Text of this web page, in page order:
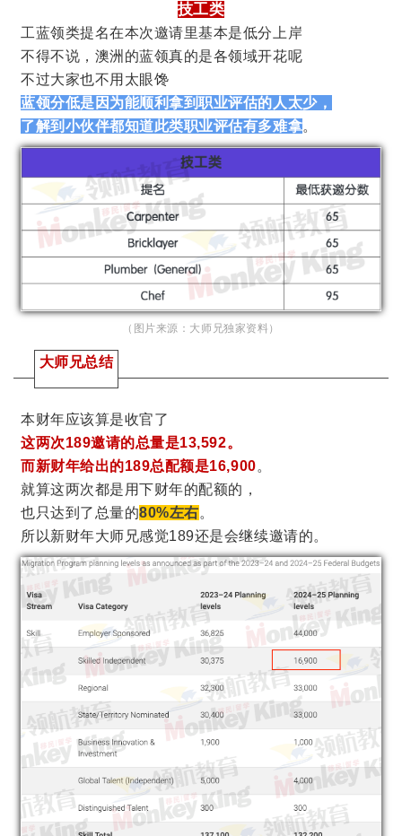
技工类
工蓝领类提名在本次邀请里基本是低分上岸
不得不说，澳洲的蓝领真的是各领域开花呢
不过大家也不用太眼馋
蓝领分低是因为能顺利拿到职业评估的人太少，
了解到小伙伴都知道此类职业评估有多难拿。
（图片来源：大师兄独家资料）
大师兄总结
本财年应该算是收官了
这两次189邀请的总量是13,592。
而新财年给出的189总配额是16,900。
就算这两次都是用下财年的配额的，
也只达到了总量的80%左右。
所以新财年大师兄感觉189还是会继续邀请的。